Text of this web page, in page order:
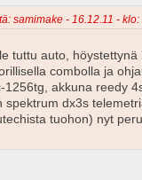
samimake - 16.12.11 - klo:
tuttu auto, höystettynä
combolla ja
1256tg, akkuna reedy
spektrum dx3s
tuohon) nyt